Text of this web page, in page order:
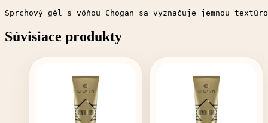
ml
Sprchový gél s vôňou Chogan sa vyznačuje jemnou
Súvisiace produkty